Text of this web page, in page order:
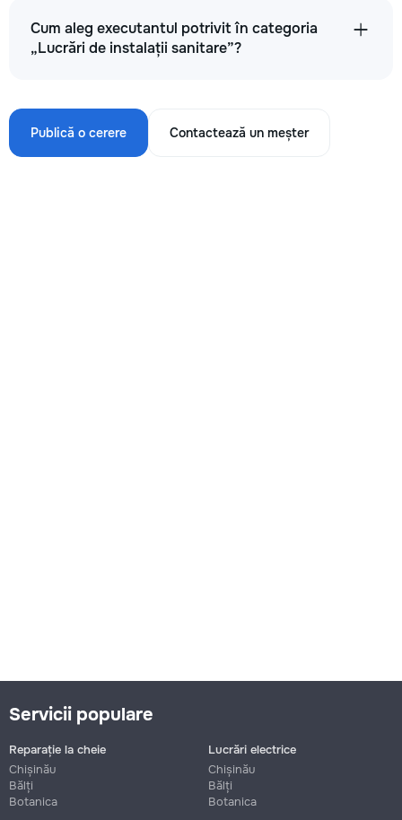
Cum aleg executantul potrivit în categoria
„Lucrări de instalații sanitare”?
Publică o cerere Contactează un meșter
Servicii populare
Reparație la cheie
Chișinău
Bălți
Botanica
Lucrări electrice
Chișinău
Bălți
Botanica